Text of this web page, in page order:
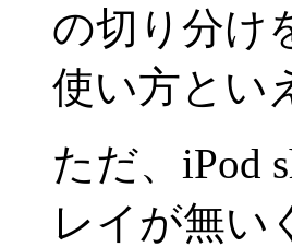
の切り分け
使い方とい
ただ、iPod
レイが無い